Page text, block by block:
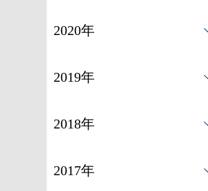
2020年
2019年
2018年
2017年